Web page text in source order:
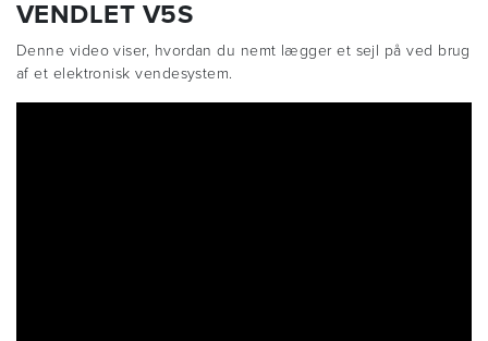
VENDLET V5S
Denne video viser, hvordan du nemt lægger et sejl på ved brug
af et elektronisk vendesystem.